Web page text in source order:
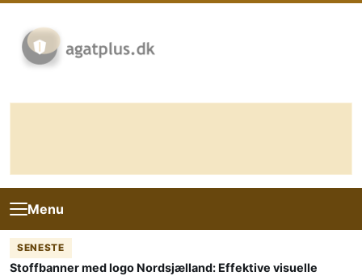
Menu
SENESTE
Stoffbanner med logo Nordsjælland: Effektive visuelle